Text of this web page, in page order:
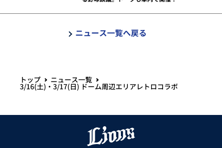
ニュース一覧へ戻る
トップ ニュース一覧
3/16(土)・3/17(日) ドーム周辺エリアレトロコラボ